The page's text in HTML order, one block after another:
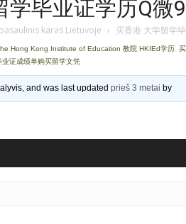
学毕业证学历Q微
karas Lietuvoje › 买香港 大学留学
Hong Kong Institute of Education 教院 HKIEd学历
证成绩单购买留学文凭
and was last updatedprieš 3 metai by